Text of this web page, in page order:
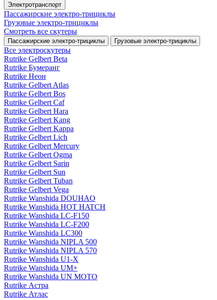
Электротранспорт
Пассажирские электро‑трициклы
Грузовые электро‑трициклы
Смотреть все скутеры
Пассажирские электро‑трициклы Грузовые электро‑трициклы
Все электро­скутеры
Rutrike Gelbert Beta
Rutrike Бумеранг
Rutrike Неон
Rutrike Gelbert Atlas
Rutrike Gelbert Bos
Rutrike Gelbert Caf
Rutrike Gelbert Hara
Rutrike Gelbert Kang
Rutrike Gelbert Kappa
Rutrike Gelbert Lich
Rutrike Gelbert Mercury
Rutrike Gelbert Ogma
Rutrike Gelbert Sarin
Rutrike Gelbert Sun
Rutrike Gelbert Tuban
Rutrike Gelbert Vega
Rutrike Wanshida DOUHAO
Rutrike Wanshida HOT HATCH
Rutrike Wanshida LC-F150
Rutrike Wanshida LC-F200
Rutrike Wanshida LC300
Rutrike Wanshida NIPLA 500
Rutrike Wanshida NIPLA 570
Rutrike Wanshida U1-X
Rutrike Wanshida UM+
Rutrike Wanshida UN MOTO
Rutrike Астра
Rutrike Атлас